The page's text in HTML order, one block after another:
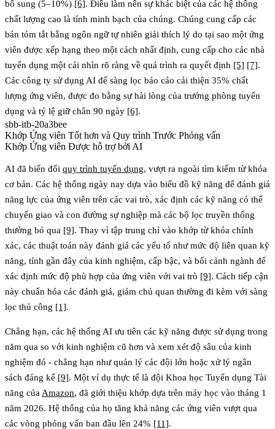
bổ sung (5–10%) [6]. Điều làm nên sự khác biệt của các hệ thống
chất lượng cao là tính minh bạch của chúng. Chúng cung cấp các
bản tóm tắt bằng ngôn ngữ tự nhiên giải thích lý do tại sao một ứng
viên được xếp hạng theo một cách nhất định, cung cấp cho các nhà
tuyển dụng một cái nhìn rõ ràng về quá trình ra quyết định [5] [7].
Các công ty sử dụng AI để sàng lọc báo cáo cải thiện 35% chất
lượng ứng viên, được đo bằng sự hài lòng của trưởng phòng tuyển
dụng và tỷ lệ giữ chân 90 ngày [6].
sbb-itb-20a3bee
Khớp Ứng viên Tốt hơn và Quy trình Trước Phỏng vấn
Khớp Ứng viên Được hỗ trợ bởi AI
AI đã biến đổi quy trình tuyển dụng, vượt ra ngoài tìm kiếm từ khóa
cơ bản. Các hệ thống ngày nay dựa vào biểu đồ kỹ năng để đánh giá
năng lực của ứng viên trên các vai trò, xác định các kỹ năng có thể
chuyển giao và con đường sự nghiệp mà các bộ lọc truyền thống
thường bỏ qua [9]. Thay vì tập trung chỉ vào khớp từ khóa chính
xác, các thuật toán này đánh giá các yếu tố như mức độ liên quan kỹ
năng, tính gần đây của kinh nghiệm, cấp bậc, và bối cảnh ngành để
xác định mức độ phù hợp của ứng viên với vai trò [9]. Cách tiếp cận
này chuẩn hóa các đánh giá, giảm chủ quan thường đi kèm với sàng
lọc thủ công [1].
Chẳng hạn, các hệ thống AI ưu tiên các kỹ năng được sử dụng trong
năm qua so với kinh nghiệm cũ hơn và xem xét độ sâu của kinh
nghiệm đó - chẳng hạn như quản lý các đội lớn hoặc xử lý ngân
sách đáng kể [9]. Một ví dụ thực tế là đội Khoa học Tuyển dụng Tài
năng của Amazon, đã giới thiệu khớp dựa trên máy học vào tháng 1
năm 2026. Hệ thống của họ tăng khả năng các ứng viên vượt qua
các vòng phỏng vấn ban đầu lên 24% [11].